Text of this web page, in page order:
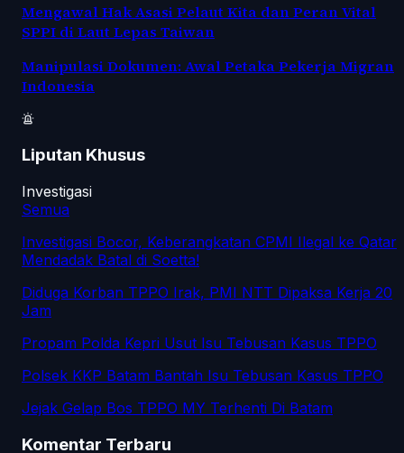
Mengawal Hak Asasi Pelaut Kita dan Peran Vital
SPPI di Laut Lepas Taiwan
Manipulasi Dokumen: Awal Petaka Pekerja Migran
Indonesia
Liputan Khusus
Investigasi
Semua
Investigasi Bocor, Keberangkatan CPMI Ilegal ke Qatar
Mendadak Batal di Soetta!
Diduga Korban TPPO Irak, PMI NTT Dipaksa Kerja 20
Jam
Propam Polda Kepri Usut Isu Tebusan Kasus TPPO
Polsek KKP Batam Bantah Isu Tebusan Kasus TPPO
Jejak Gelap Bos TPPO MY Terhenti Di Batam
Komentar Terbaru